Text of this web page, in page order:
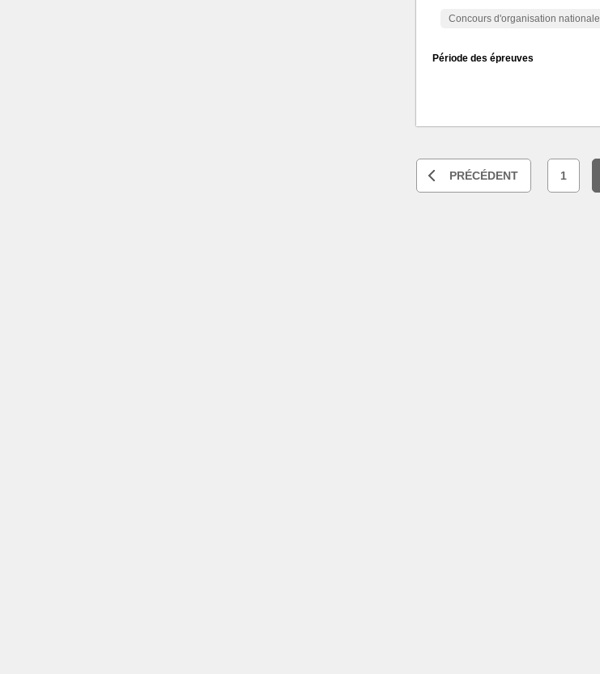
Concours d'organisation nationale
Période des épreuves
PRÉCÉDENT 1